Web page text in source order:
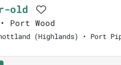
old
• Port Wood
(Highlands) • Port